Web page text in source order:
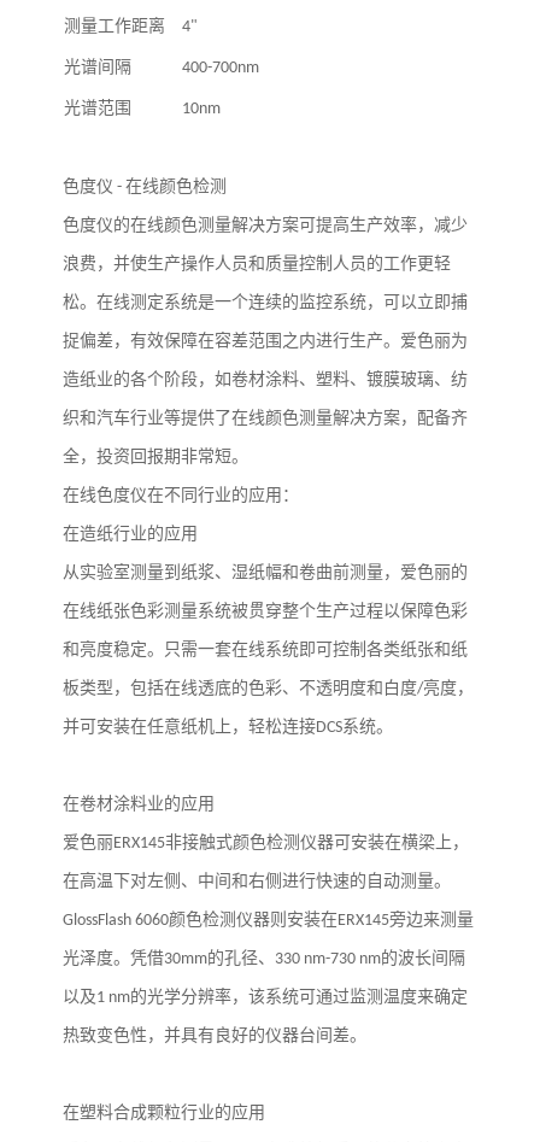
测量工作距离 4"
光谱间隔 400-700nm
光谱范围 10nm
色度仪 - 在线颜色检测
色度仪的在线颜色测量解决方案可提高生产效率，减少
浪费，并使生产操作人员和质量控制人员的工作更轻
松。在线测定系统是一个连续的监控系统，可以立即捕
捉偏差，有效保障在容差范围之内进行生产。爱色丽为
造纸业的各个阶段，如卷材涂料、塑料、镀膜玻璃、纺
织和汽车行业等提供了在线颜色测量解决方案，配备齐
全，投资回报期非常短。
在线色度仪在不同行业的应用：
在造纸行业的应用
从实验室测量到纸浆、湿纸幅和卷曲前测量，爱色丽的
在线纸张色彩测量系统被贯穿整个生产过程以保障色彩
和亮度稳定。只需一套在线系统即可控制各类纸张和纸
板类型，包括在线透底的色彩、不透明度和白度/亮度，
并可安装在任意纸机上，轻松连接DCS系统。
在卷材涂料业的应用
爱色丽ERX145非接触式颜色检测仪器可安装在横梁上，
在高温下对左侧、中间和右侧进行快速的自动测量。
GlossFlash 6060颜色检测仪器则安装在ERX145旁边来测量
光泽度。凭借30mm的孔径、 330 nm-730 nm的波长间隔
以及1 nm的光学分辨率，该系统可通过监测温度来确定
热致变色性，并具有良好的仪器台间差。
在塑料合成颗粒行业的应用